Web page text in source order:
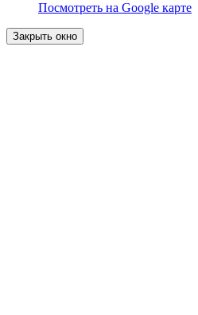
Посмотреть на Google карте
Закрыть окно